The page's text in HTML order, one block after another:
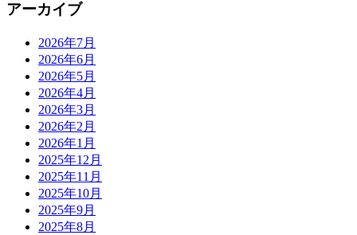
アーカイブ
2026年7月
2026年6月
2026年5月
2026年4月
2026年3月
2026年2月
2026年1月
2025年12月
2025年11月
2025年10月
2025年9月
2025年8月